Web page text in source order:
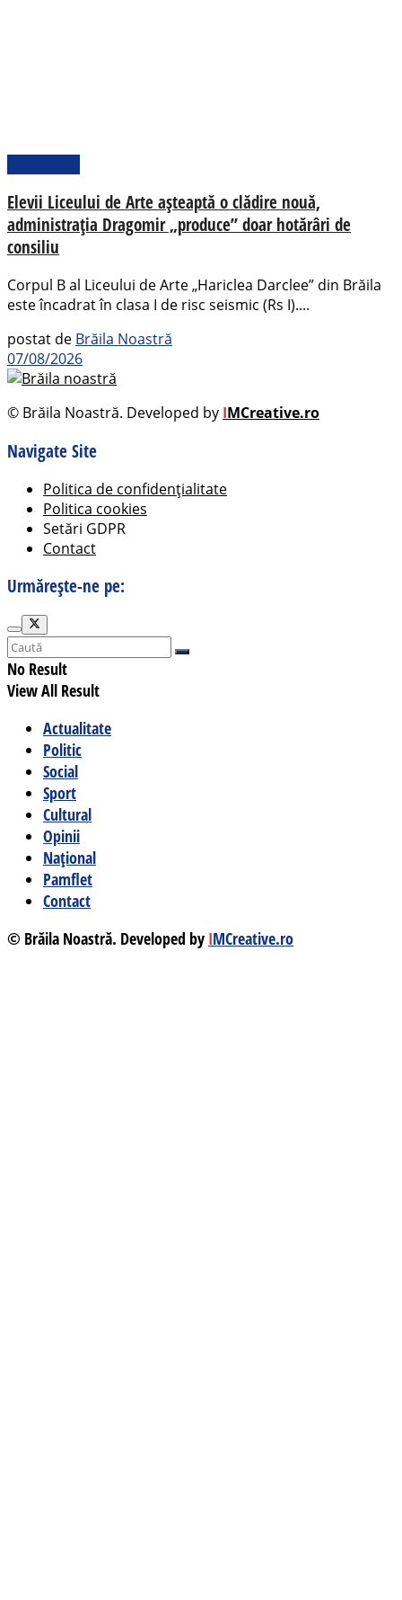
Elevii Liceului de Arte așteaptă o clădire nouă,
administrația Dragomir „produce” doar hotărâri de
consiliu
Corpul B al Liceului de Arte „Hariclea Darclee” din Brăila
este încadrat în clasa I de risc seismic (Rs I)....
postat de Brăila Noastră
07/08/2026
© Brăila Noastră. Developed by IMCreative.ro
Navigate Site
Politica de confidențialitate
Politica cookies
Setări GDPR
Contact
Urmărește-ne pe:
No Result
View All Result
Actualitate
Politic
Social
Sport
Cultural
Opinii
Național
Pamflet
Contact
© Brăila Noastră. Developed by IMCreative.ro